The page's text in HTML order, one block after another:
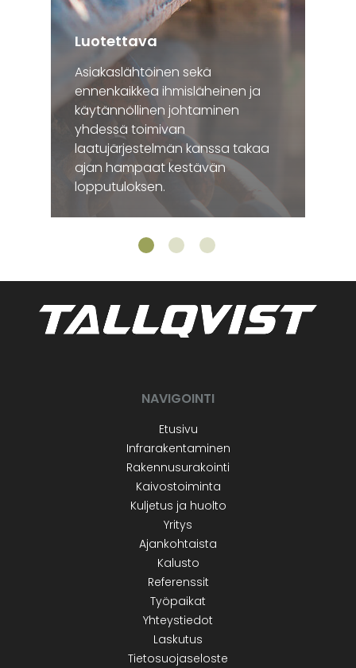
Luotettava
Asiakaslähtöinen sekä
ennenkaikkea ihmisläheinen ja
käytännöllinen johtaminen
yhdessä toimivan
laatujärjestelmän kanssa takaa
ajan hampaat kestävän
lopputuloksen.
NAVIGOINTI
Etusivu
Infrarakentaminen
Rakennusurakointi
Kaivostoiminta
Kuljetus ja huolto
Yritys
Ajankohtaista
Kalusto
Referenssit
Työpaikat
Yhteystiedot
Laskutus
Tietosuojaseloste